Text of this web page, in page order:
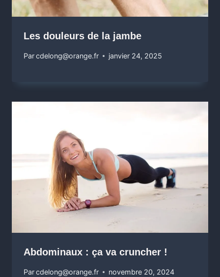
Les douleurs de la jambe
Parcdelong@orange.fr janvier 24, 2025
Abdominaux : ça va cruncher !
Parcdelong@orange.fr novembre 20, 2024